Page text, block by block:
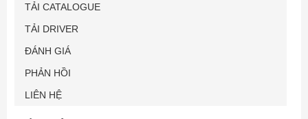
TẢI CATALOGUE
TẢI DRIVER
ĐÁNH GIÁ
PHẢN HỒI
LIÊN HỆ